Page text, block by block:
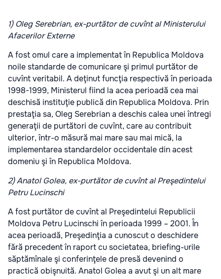
1) Oleg Serebrian, ex-purtător de cuvînt al Ministerului
Afacerilor Externe
A fost omul care a implementat în Republica Moldova
noile standarde de comunicare şi primul purtător de
cuvînt veritabil. A deţinut funcţia respectivă în perioada
1998-1999, Ministerul fiind la acea perioadă cea mai
deschisă instituţie publică din Republica Moldova. Prin
prestaţia sa, Oleg Serebrian a deschis calea unei întregi
generaţii de purtători de cuvînt, care au contribuit
ulterior, într-o măsură mai mare sau mai mică, la
implementarea standardelor occidentale din acest
domeniu şi în Republica Moldova.
2) Anatol Golea, ex-purtător de cuvînt al Preşedintelui
Petru Lucinschi
A fost purtător de cuvînt al Preşedintelui Republicii
Moldova Petru Lucinschi în perioada 1999 – 2001. În
acea perioadă, Preşedinţia a cunoscut o deschidere
fără precedent în raport cu societatea, briefing-urile
săptămînale şi conferinţele de presă devenind o
practică obişnuită. Anatol Golea a avut şi un alt mare